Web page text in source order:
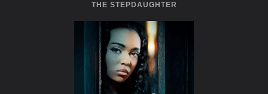
THE STEPDAUGHTER